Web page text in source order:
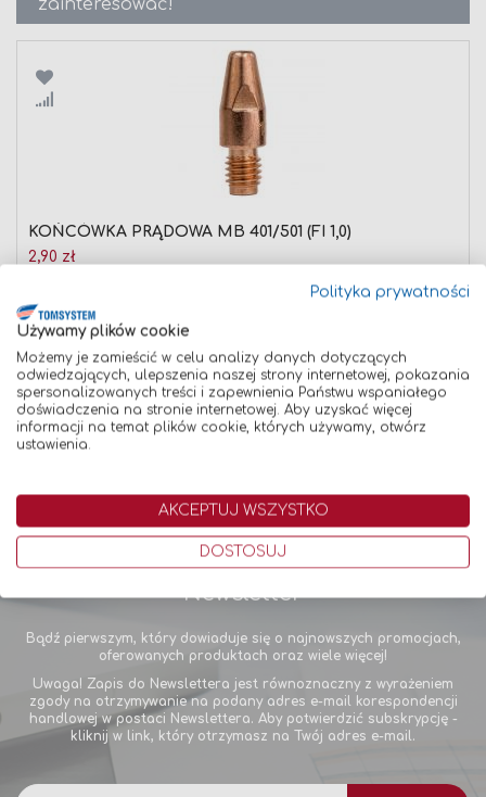
zainteresować!
Porównaj
KOŃCÓWKA PRĄDOWA MB 401/501 (FI 1,0)
2,90 zł
Newsletter
Bądź pierwszym, który dowiaduje się o najnowszych promocjach,
oferowanych produktach oraz wiele więcej!
Uwaga! Zapis do Newslettera jest równoznaczny z wyrażeniem
zgody na otrzymywanie na podany adres e-mail korespondencji
handlowej w postaci Newslettera. Aby potwierdzić subskrypcję -
kliknij w link, który otrzymasz na Twój adres e-mail.
Polityka prywatności
Używamy plików cookie
Możemy je zamieścić w celu analizy danych dotyczących
odwiedzających, ulepszenia naszej strony internetowej, pokazania
spersonalizowanych treści i zapewnienia Państwu wspaniałego
doświadczenia na stronie internetowej. Aby uzyskać więcej
informacji na temat plików cookie, których używamy, otwórz
ustawienia.
AKCEPTUJ WSZYSTKO
DOSTOSUJ